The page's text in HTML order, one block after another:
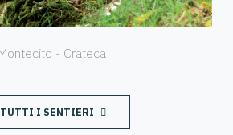
- Crateca
TUTTI I SENTIERI